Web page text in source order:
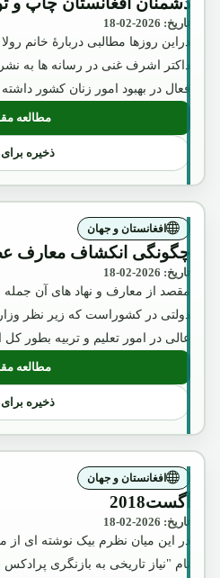
تاریخ: 2026-02-18
دراین روزها مطالبی دربارۀ خانم
داکتر اشرف غنی در رسانه ها به
فعال در بهبود امور زنان کشور
مطالعه:
ذخیره برای
افغانستان و جهان
چگونگی انکشاف معارف
تاریخ: 2026-02-18
مقصد از معارف و نهاد های آن
دولتی در کشوراست که زیر نظر
عالی در امور تعلیم و تربیه بطور
مطالعه:
ذخیره برای
افغانستان و جهان
آگست2018
تاریخ: 2026-02-18
در این میان نظرم بیک نوشته ای از
نام "نیاز تاریخی به بازنگری پرادکس